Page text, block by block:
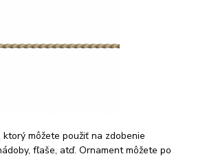
môžete použiť na zdobenie
fľaše, atď. Ornament môžete po